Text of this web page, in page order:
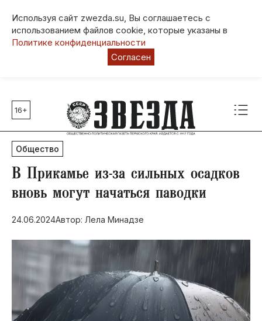
Используя сайт zwezda.su, Вы соглашаетесь с
использованием файлов cookie, которые указаны в
Политике конфиденциальности
Согласен
Главные темы
80 лет Победы
Молодежная столица РФ
СВО
Социальная поддержка
Инфраструктура
Благоустройство
16+
Общество
В Прикамье из-за сильных осадков
вновь могут начаться паводки
24.06.2024Автор: Лела Минадзе